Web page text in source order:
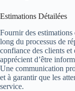
Estimations Détailées
Fournir des estimations
long du processus de
confiance des clients
apprécient d’être
Une communication
et à garantir que les
service.